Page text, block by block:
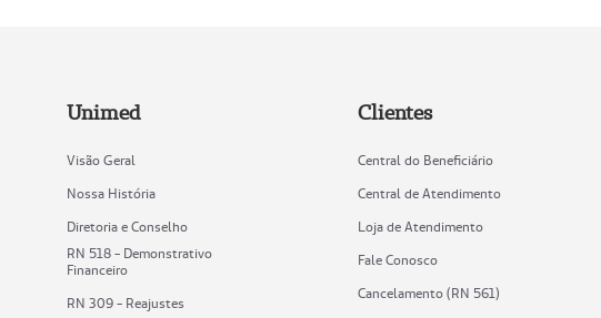
Unimed
Visão Geral
Nossa História
Diretoria e Conselho
RN 518 - Demonstrativo
Financeiro
RN 309 - Reajustes
Clientes
Central do Beneficiário
Central de Atendimento
Loja de Atendimento
Fale Conosco
Cancelamento (RN 561)